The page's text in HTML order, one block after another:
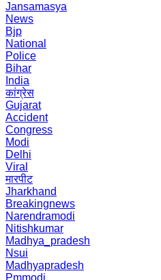
Jansamasya
News
Bjp
National
Police
Bihar
India
कांग्रेस
Gujarat
Accident
Congress
Modi
Delhi
Viral
मारपीट
Jharkhand
Breakingnews
Narendramodi
Nitishkumar
Madhya_pradesh
Nsui
Madhyapradesh
Pmmodi